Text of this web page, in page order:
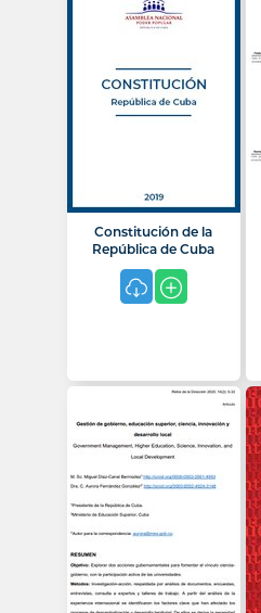
Constitución de la
República de Cuba